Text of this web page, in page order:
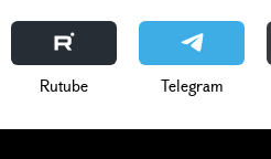
Rutube Telegram